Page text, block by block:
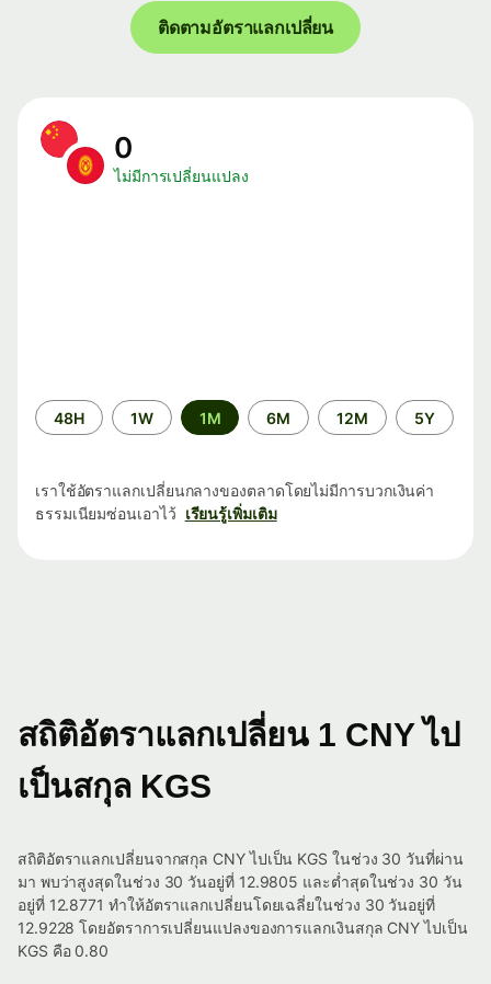
ติดตามอัตราแลกเปลี่ยน
0
ไม่มีการเปลี่ยนแปลง
ระยะ
เวลา
48H 1W 1M 6M 12M 5Y
เราใช้อัตราแลกเปลี่ยนกลางของตลาดโดยไม่มีการบวกเงินค่า
ธรรมเนียมซ่อนเอาไว้ เรียนรู้เพิ่มเติม
สถิติอัตราแลกเปลี่ยน 1 CNY ไป
เป็นสกุล KGS
สถิติอัตราแลกเปลี่ยนจากสกุล CNY ไปเป็น KGS ในช่วง 30 วันที่ผ่าน
มา พบว่าสูงสุดในช่วง 30 วันอยู่ที่ 12.9805 และต่ำสุดในช่วง 30 วัน
อยู่ที่ 12.8771 ทำให้อัตราแลกเปลี่ยนโดยเฉลี่ยในช่วง 30 วันอยู่ที่
12.9228 โดยอัตราการเปลี่ยนแปลงของการแลกเงินสกุล CNY ไปเป็น
KGS คือ 0.80